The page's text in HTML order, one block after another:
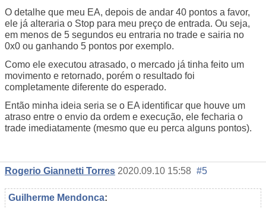
O detalhe que meu EA, depois de andar 40 pontos a favor,
ele já alteraria o Stop para meu preço de entrada. Ou seja,
em menos de 5 segundos eu entraria no trade e sairia no
0x0 ou ganhando 5 pontos por exemplo.
Como ele executou atrasado, o mercado já tinha feito um
movimento e retornado, porém o resultado foi
completamente diferente do esperado.
Então minha ideia seria se o EA identificar que houve um
atraso entre o envio da ordem e execução, ele fecharia o
trade imediatamente (mesmo que eu perca alguns pontos).
Rogerio Giannetti Torres 2020.09.10 15:58 #5
Guilherme Mendonca: